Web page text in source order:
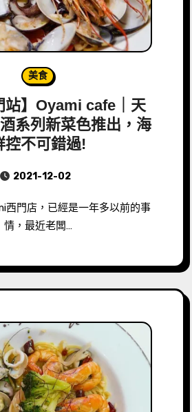
美食
站】Oyami cafe｜天
系列新菜色推出，海
控不可錯過!
2021-12-02
情，最近老闆…